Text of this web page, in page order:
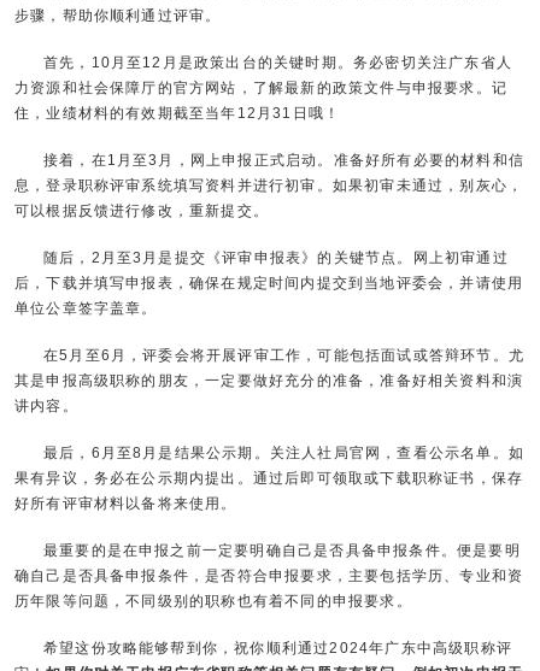
步骤，帮助你顺利通过评审。
首先，10月至12月是政策出台的关键时期。务必密切关注广东省人
力资源和社会保障厅的官方网站，了解最新的政策文件与申报要求。记
住，业绩材料的有效期截至当年12月31日哦！
接着，在1月至3月，网上申报正式启动。准备好所有必要的材料和信
息，登录职称评审系统填写资料并进行初审。如果初审未通过，别灰心，
可以根据反馈进行修改，重新提交。
随后，2月至3月是提交《评审申报表》的关键节点。网上初审通过
后，下载并填写申报表，确保在规定时间内提交到当地评委会，并请使用
单位公章签字盖章。
在5月至6月，评委会将开展评审工作，可能包括面试或答辩环节。尤
其是申报高级职称的朋友，一定要做好充分的准备，准备好相关资料和演
讲内容。
最后，6月至8月是结果公示期。关注人社局官网，查看公示名单。如
果有异议，务必在公示期内提出。通过后即可领取或下载职称证书，保存
好所有评审材料以备将来使用。
最重要的是在申报之前一定要明确自己是否具备申报条件。便是要明
确自己是否具备申报条件，是否符合申报要求，主要包括学历、专业和资
历年限等问题，不同级别的职称也有着不同的申报要求。
希望这份攻略能够帮到你，祝你顺利通过2024年广东中高级职称评